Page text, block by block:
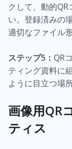
クして、動的
い。登録済みの
適切なファイル
ステップ5： QR
ティング資料に
ように目立つ場
画像用QR
ティス